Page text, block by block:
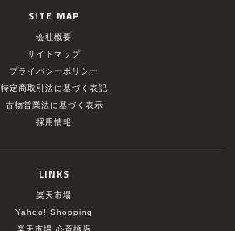
SITE MAP
会社概要
サイトマップ
プライバシーポリシー
特定商取引法に基づく表記
古物営業法に基づく表示
採用情報
LINKS
楽天市場
Yahoo! Shopping
楽天市場 心斎橋店